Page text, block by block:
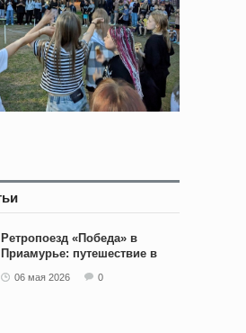
Ретропоезд «Победа» в
Приамурье: путешествие в
06 мая 2026 0